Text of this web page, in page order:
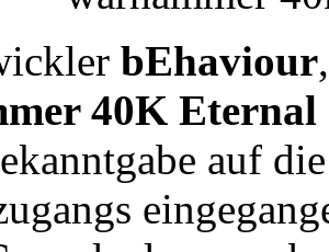
bEhaviour
40K
auf